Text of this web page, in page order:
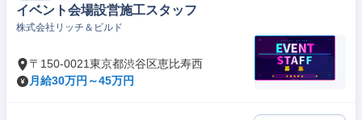
イベント会場設営施工スタッフ
株式会社リッチ＆ビルド
〒150-0021東京都渋谷区恵比寿西
月給30万円～45万円